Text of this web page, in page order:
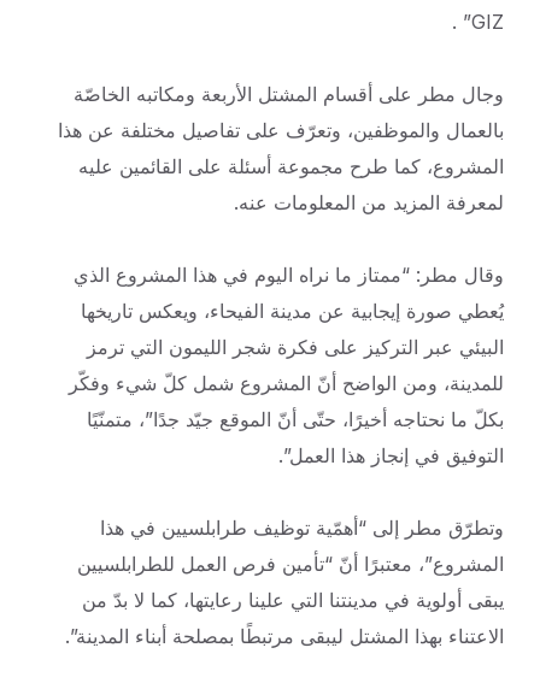
GIZ” .
وجال مطر على أقسام المشتل الأربعة ومكاتبه الخاصّة
بالعمال والموظفين، وتعرّف على تفاصيل مختلفة عن هذا
المشروع، كما طرح مجموعة أسئلة على القائمين عليه
لمعرفة المزيد من المعلومات عنه.
وقال مطر: “ممتاز ما نراه اليوم في هذا المشروع الذي
يُعطي صورة إيجابية عن مدينة الفيحاء، ويعكس تاريخها
البيئي عبر التركيز على فكرة شجر الليمون التي ترمز
للمدينة، ومن الواضح أنّ المشروع شمل كلّ شيء وفكّر
بكلّ ما نحتاجه أخيرًا، حتّى أنّ الموقع جيّد جدًا”، متمنّيًا
التوفيق في إنجاز هذا العمل”.
وتطرّق مطر إلى “أهمّية توظيف طرابلسيين في هذا
المشروع”، معتبرًا أنّ “تأمين فرص العمل للطرابلسيين
يبقى أولوية في مدينتنا التي علينا رعايتها، كما لا بدّ من
الاعتناء بهذا المشتل ليبقى مرتبطًا بمصلحة أبناء المدينة”.